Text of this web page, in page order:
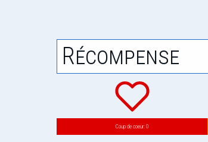
Récompense
Coup de coeur: 0